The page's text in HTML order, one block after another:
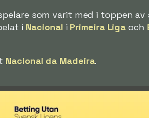
som varit med i toppen av
i Nacional i Primeira Liga och
Nacional da Madeira.